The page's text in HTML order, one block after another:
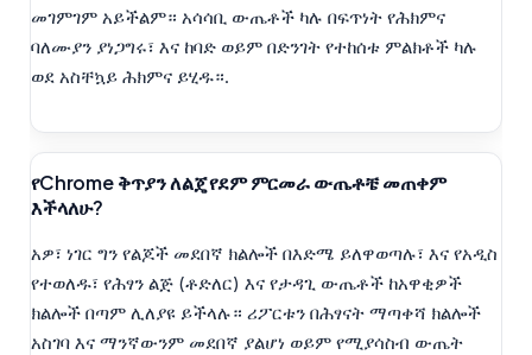
መገምገም አይችልም። አሳሳቢ ውጤቶች ካሉ በፍጥነት የሕክምና
ባለሙያን ያነጋግሩ፣ እና ከባድ ወይም በድንገት የተከሰቱ ምልክቶች ካሉ
ወደ አስቸኳይ ሕክምና ይሂዱ።.
የChrome ቅጥያን ለልጄ የደም ምርመራ ውጤቶቼ መጠቀም
እችላለሁ?
አዎ፣ ነገር ግን የልጆች መደበኛ ክልሎች በእድሜ ይለዋወጣሉ፣ እና የአዲስ
የተወለዱ፣ የሕፃን ልጅ (ቶድለር) እና የታዳጊ ውጤቶች ከአዋቂዎች
ክልሎች በጣም ሊለያዩ ይችላሉ። ሪፖርቱን በሕፃናት ማጣቀሻ ክልሎች
አስገባ እና ማንኛውንም መደበኛ ያልሆነ ወይም የሚያሳስብ ውጤት